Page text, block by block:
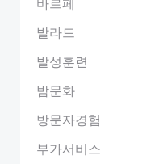
발라드
발성훈련
밤문화
방문자경험
부가서비스